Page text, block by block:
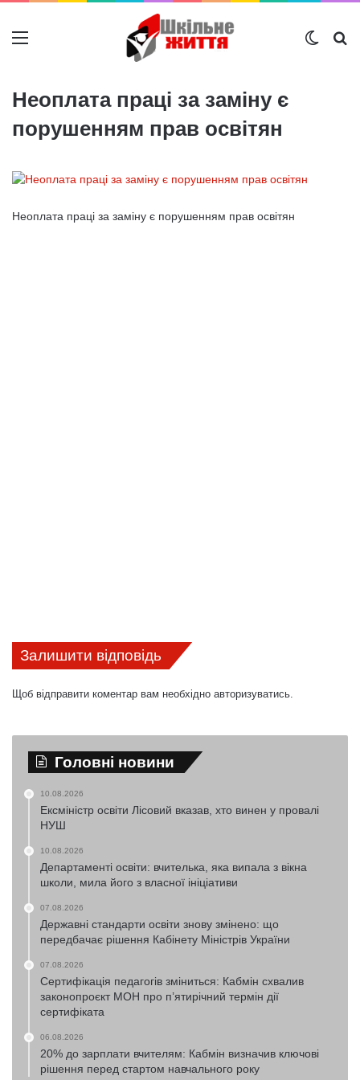
Меню
Неоплата праці за заміну є
порушенням прав освітян
Неоплата праці за заміну є порушенням прав освітян
Залишити відповідь
Щоб відправити коментар вам необхідно авторизуватись.
Головні новини
10.08.2026
Ексміністр освіти Лісовий вказав, хто винен у провалі
НУШ
10.08.2026
Департаменті освіти: вчителька, яка випала з вікна
школи, мила його з власної ініціативи
07.08.2026
Державні стандарти освіти знову змінено: що
передбачає рішення Кабінету Міністрів України
07.08.2026
Сертифікація педагогів зміниться: Кабмін схвалив
законопроєкт МОН про п’ятирічний термін дії
сертифіката
06.08.2026
20% до зарплати вчителям: Кабмін визначив ключові
рішення перед стартом навчального року